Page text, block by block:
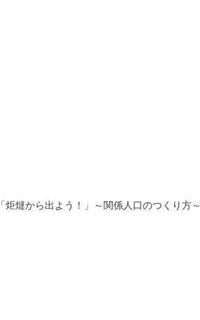
「炬燵から出よう！」～関係人口のつくり方～